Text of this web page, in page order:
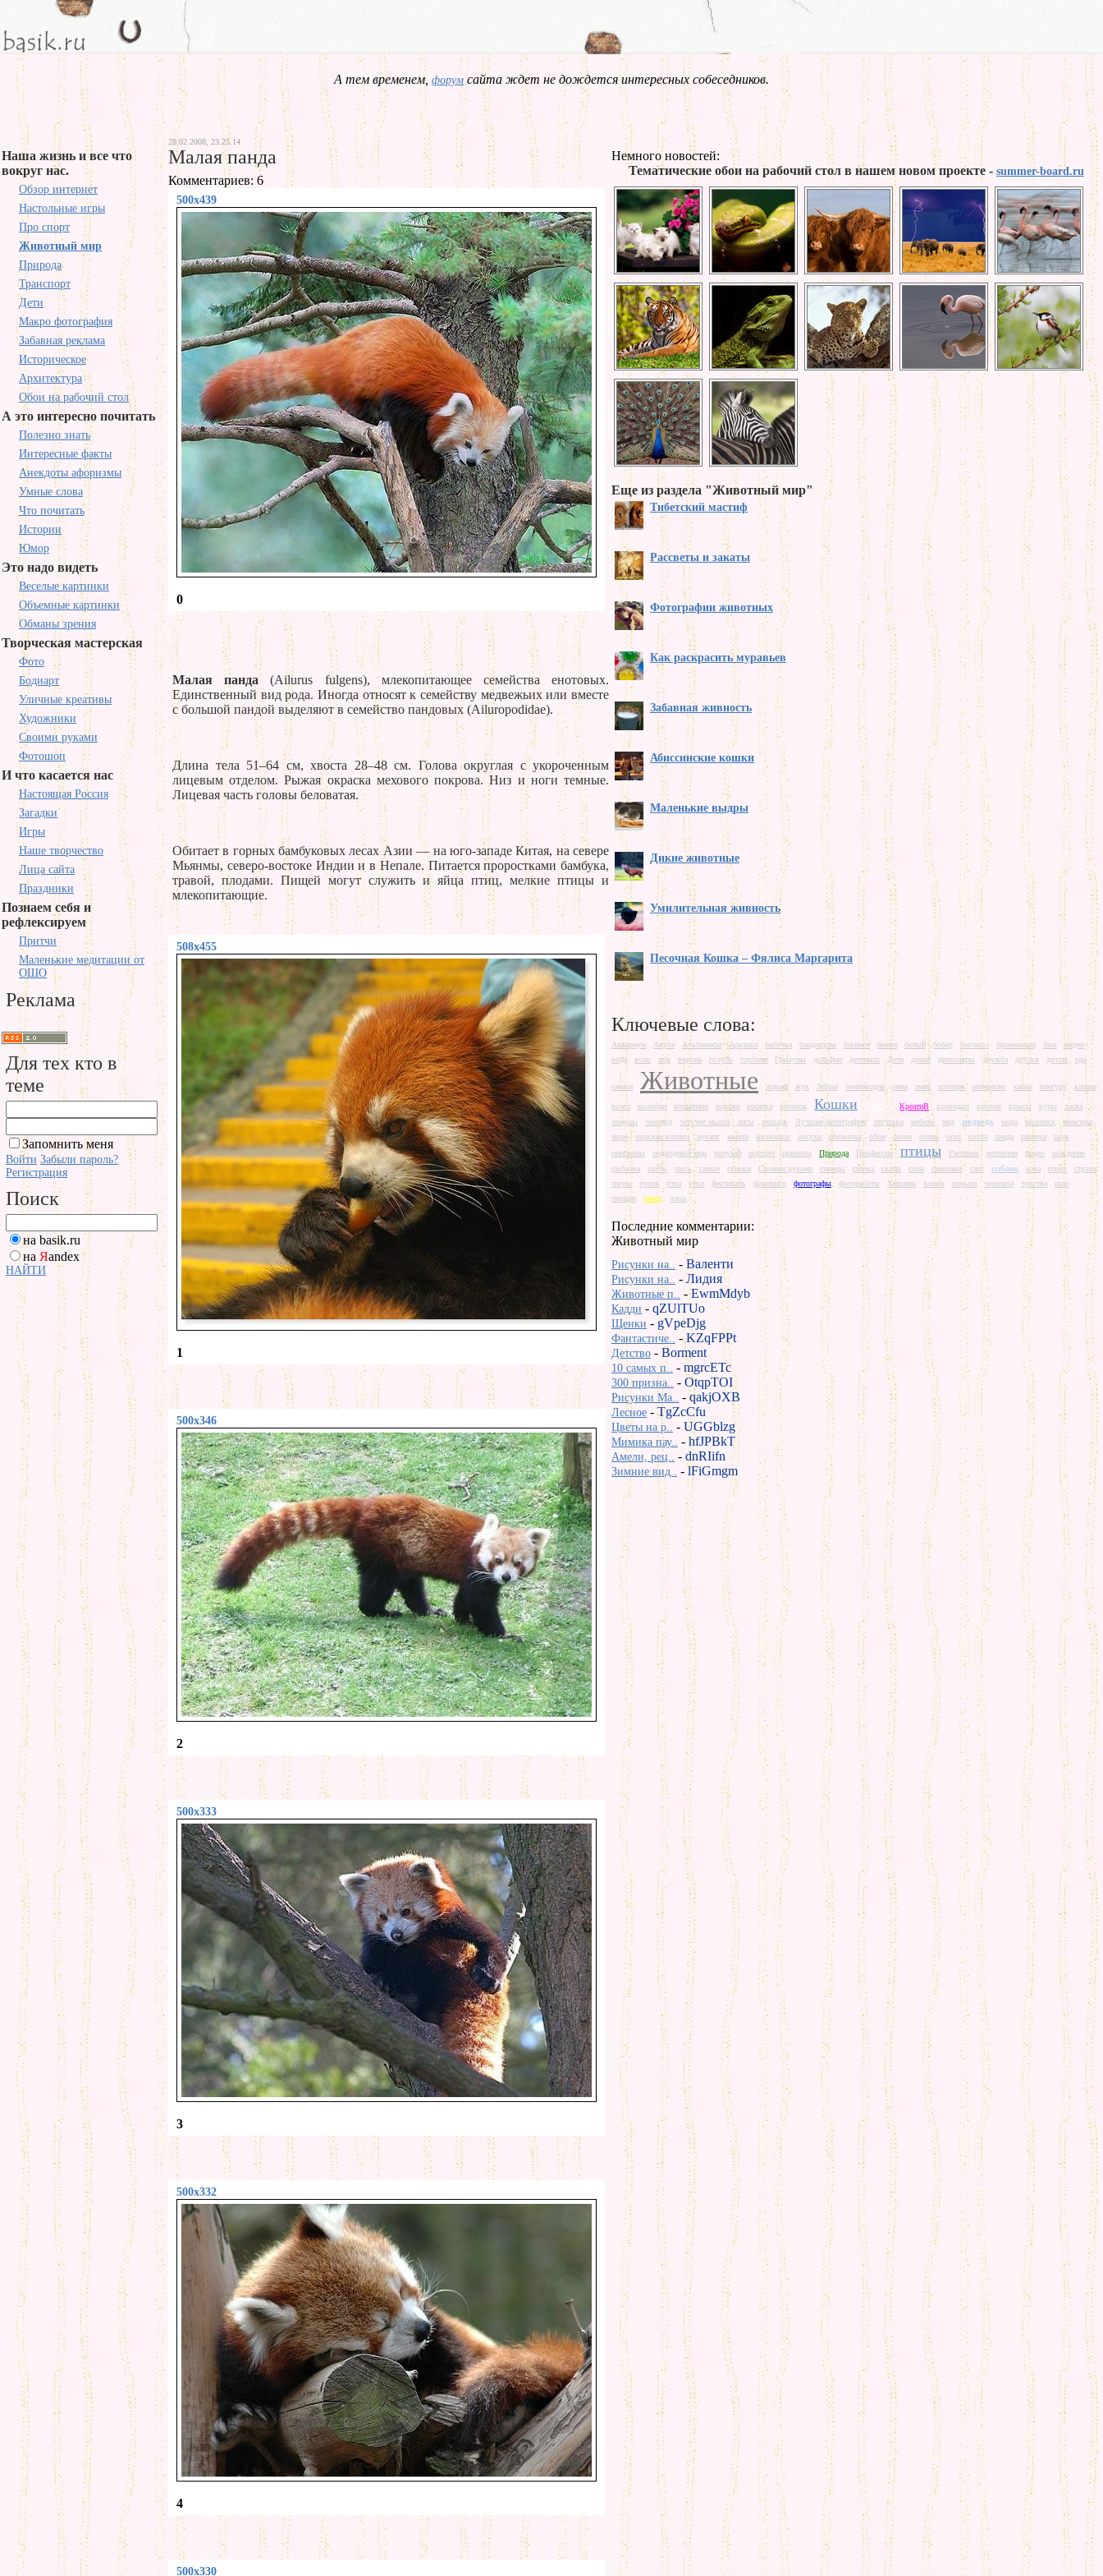
А тем временем, форум сайта ждет не дождется интересных собеседников.
Наша жизнь и все что
вокруг нас.
Обзор интернет
Настольные игры
Про спорт
Животный мир
Природа
Транспорт
Дети
Макро фотография
Забавная реклама
Историческое
Архитектура
Обои на рабочий стол
А это интересно почитать
Полезно знать
Интересные факты
Анекдоты афоризмы
Умные слова
Что почитать
Истории
Юмор
Это надо видеть
Веселые картинки
Объемные картинки
Обманы зрения
Творческая мастерская
Фото
Бодиарт
Уличные креативы
Художники
Своими руками
Фотошоп
И что касается нас
Настоящая Россия
Загадки
Игры
Наше творчество
Лица сайта
Праздники
Познаем себя и
рефлексируем
Притчи
Маленькие медитации от
ОШО
Реклама
Для тех кто в
теме
Запомнить меня
Войти Забыли пароль?
Регистрация
Поиск
на basik.ru
на Яandex
НАЙТИ
28.02.2008, 23.25.14
Малая панда
Комментариев: 6
500x439
0
Малая панда(Ailurus fulgens), млекопитающее семейства енотовых.
Единственный вид рода. Иногда относят к семейству медвежьих или вместе
с большой пандой выделяют в семейство пандовых (Ailuropodidae).
Длина тела 51–64 см, хвоста 28–48 см. Голова округлая с укороченным
лицевым отделом. Рыжая окраска мехового покрова. Низ и ноги темные.
Лицевая часть головы беловатая.
Обитает в горных бамбуковых лесах Азии — на юго-западе Китая, на севере
Мьянмы, северо-востоке Индии и в Непале. Питается проростками бамбука,
травой, плодами. Пищей могут служить и яйца птиц, мелкие птицы и
млекопитающие.
508x455
1
500x346
2
500x333
3
500x332
4
500x330
Немного новостей:
Тематические обои на рабочий стол в нашем новом проекте - summer-board.ru
Еще из раздела "Животный мир"
Тибетский мастиф
Рассветы и закаты
Фотографии животных
Как раскрасить муравьев
Забавная живность
Абиссинские кошки
Маленькие выдры
Дикие животные
Умилительная живность
Песочная Кошка – Фялиса Маргарита
Ключевые слова:
Аквариум Акула Альбиносы Арктика бабочка бандикуты бегемот белки белый бобер богомол броненосиц бык
видео
вода
волк вор ворона голубь горбачи Грызуны дельфин детеныш Дети дикие динозавры дружба друзья дятлы еда
ежики Животные жираф жук Зебры земноводне зима змея зоопарк интересно кабан кенгуру клещи
козел колибри копытные корова косатка котенок Кошки Красота КреатиВ крокодил кролик крысы куры
ласка
лемуры
леопард летучие мыши лисы лошадь Лучшие фотографии лягушки мебель мед медведь мода моллюск
монстры
море
морские котики мусанг мыши насекомое носухи обезьяны обои океан олень осел охота панда пантера
паук
пингвины
подводный мир попугай портрет приматы Природа Профессии птицы Растения рептилии родео
рождение
рыбалка
рыбы рысь самые свиньи Своими руками синицы сказка скаты слон смешные снег собаки сова спорт
страхи
тигры
тупик утка утки фестиваль фламинго фотографы фотоработы Хищник хомяк хорьки черепаха чувства
шар
эмоции
юмор язык
Последние комментарии:
Животный мир
Рисунки на.. -Валенти
Рисунки на.. -Лидия
Животные п.. -EwmMdyb
Кадди - qZUlTUo
Щенки - gVpeDjg
Фантастиче.. -KZqFPPt
Детство - Borment
10 самых п.. - mgrcETc
300 призна.. - OtqpTOI
Рисунки Ma.. -qakjOXB
Лесное -TgZcCfu
Цветы на р.. - UGGblzg
Мимика пау.. -hfJPBkT
Амели, рец.. - dnRIifn
Зимние вид.. -lFiGmgm